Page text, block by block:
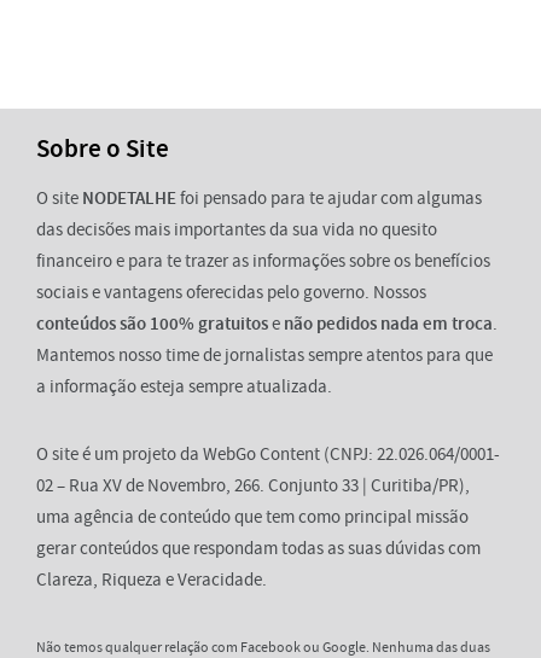
Sobre o Site
O site NODETALHEfoi pensado para te ajudar com algumas
das decisões mais importantes da sua vida no quesito
financeiro e para te trazer as informações sobre os benefícios
sociais e vantagens oferecidas pelo governo. Nossos
conteúdos são 100% gratuitose não pedidos nada em troca.
Mantemos nosso time de jornalistas sempre atentos para que
a informação esteja sempre atualizada.
O site é um projeto da WebGo Content (CNPJ: 22.026.064/0001-
02 – Rua XV de Novembro, 266. Conjunto 33 | Curitiba/PR),
uma agência de conteúdo que tem como principal missão
gerar conteúdos que respondam todas as suas dúvidas com
Clareza, Riqueza e Veracidade.
Não temos qualquer relação com Facebook ou Google. Nenhuma das duas